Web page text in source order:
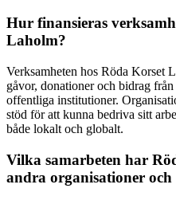
Hur finansieras
Laholm?
Verksamheten hos Röda Korset
gåvor, donationer och bidrag
offentliga institutioner.
stöd för att kunna bedriva sitt
både lokalt och globalt.
Vilka samarbeten har
andra organisationer